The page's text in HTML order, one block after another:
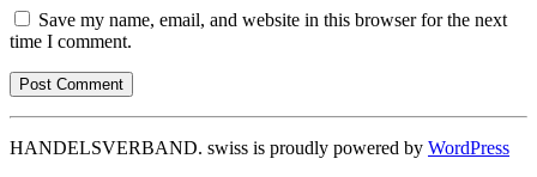
Save my name, email, and website in this browser for the next
time I comment.
HANDELSVERBAND. swiss is proudly powered by WordPress